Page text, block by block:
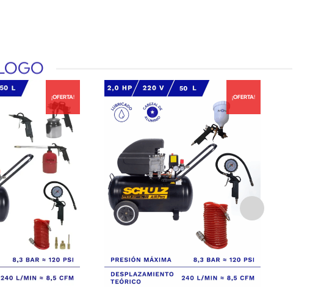
¡OFERTA! ¡OFERTA!